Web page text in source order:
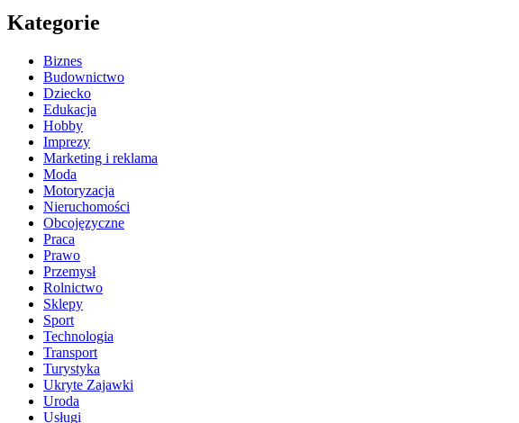
Kategorie
Biznes
Budownictwo
Dziecko
Edukacja
Hobby
Imprezy
Marketing i reklama
Moda
Motoryzacja
Nieruchomości
Obcojęzyczne
Praca
Prawo
Przemysł
Rolnictwo
Sklepy
Sport
Technologia
Transport
Turystyka
Ukryte Zajawki
Uroda
Usługi